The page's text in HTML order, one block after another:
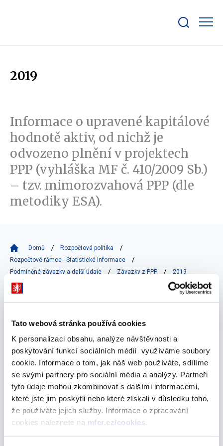
Tato webová stránka používá cookies
K personalizaci obsahu, analýze návštěvnosti a
poskytování funkcí sociálních médií využíváme soubory
cookie. Informace o tom, jak náš web používáte, sdílíme
se svými partnery pro sociální média a analýzy. Partneři
tyto údaje mohou zkombinovat s dalšími informacemi,
které jste jim poskytli nebo které získali v důsledku toho,
že používáte jejich služby. Informace o zpracování
cookies naleznete na mfcr.cz/cookies.
bar
2019
Informace o upravené kapitálové
hodnotě aktiv, od nichž je
odvozeno plnění v projektech
PPP (vyhláška MF č. 410/2009 Sb.)
– tzv. mimorozvahová PPP (dle
metodiky ESA).
Domů
Rozpočtová politika
Rozpočtové rámce - Statistické informace
Podmíněné závazky a další údaje
Závazky z PPP 2019
2019
říjen 2019
Mimorozvahová PPP (2014-2018)
31. října 2019